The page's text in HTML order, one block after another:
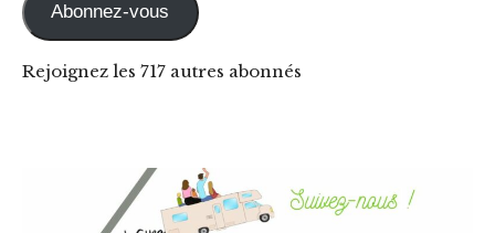
Abonnez-vous
Rejoignez les 717 autres abonnés